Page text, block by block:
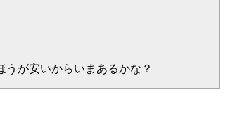
うが安いからいまあるかな？